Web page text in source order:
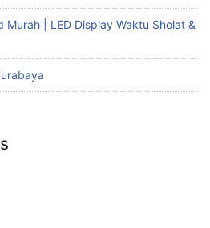
Murah | LED Display Waktu Sholat &